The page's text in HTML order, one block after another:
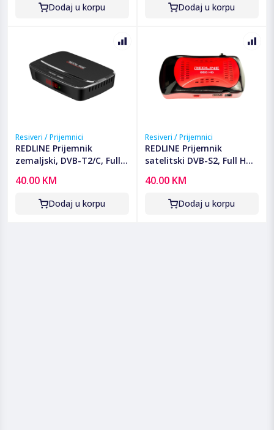
Dodaj u korpu Dodaj u korpu
Resiveri / Prijemnici
REDLINE Prijemnik
zemaljski, DVB-T2/C, Full
T30
40.00 KM
Dodaj u korpu
Resiveri / Prijemnici
REDLINE Prijemnik
satelitski DVB-S2, Full HD,
40.00 KM
Dodaj u korpu